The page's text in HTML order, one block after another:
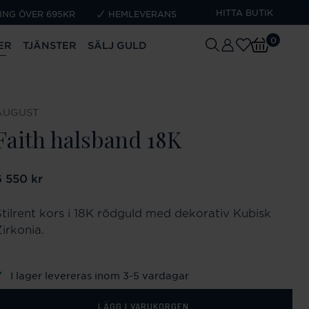
ÖVER 695KR HEMLEVERANS HITTA BUTIK
TJÄNSTER SÄLJ GULD 0
halsband 18K
:6 550 kr
550 kr
kors i 18K rödguld med dekorativ Kubisk
I lager levereras inom 3-5 vardagar
LÄGG I VARUKORGEN